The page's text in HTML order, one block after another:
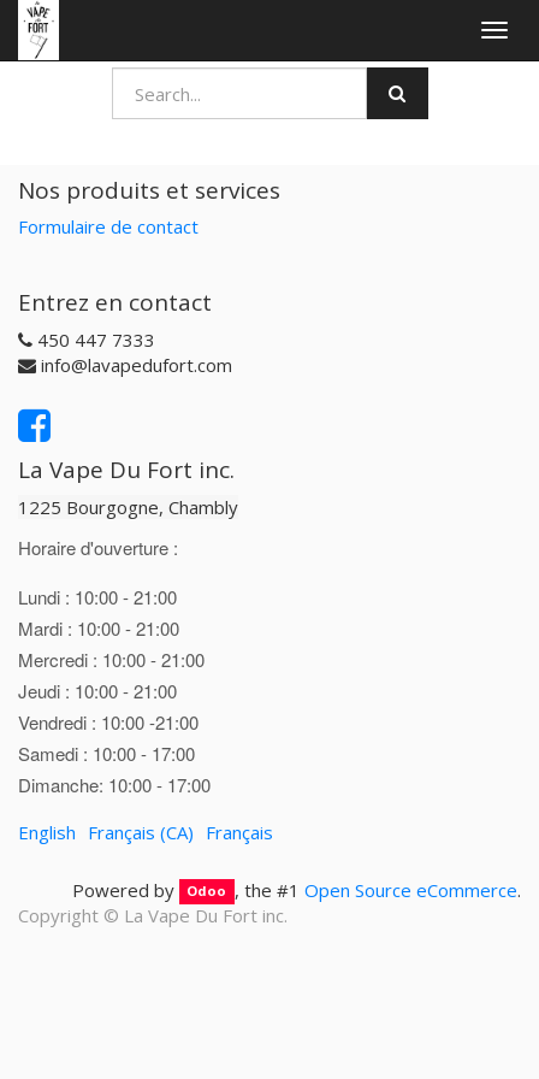
Nos produits et services
Formulaire de contact
Entrez en contact
450 447 7333
info@lavapedufort.com
La Vape Du Fort inc.
1225 Bourgogne, Chambly
Horaire d'ouverture :
Lundi : 10:00 - 21:00
Mardi : 10:00 - 21:00
Mercredi : 10:00 - 21:00
Jeudi : 10:00 - 21:00
Vendredi : 10:00 -21:00
Samedi : 10:00 - 17:00
Dimanche: 10:00 - 17:00
English Français (CA) Français
Powered by Odoo , the #1 Open Source eCommerce.
Copyright © La Vape Du Fort inc.